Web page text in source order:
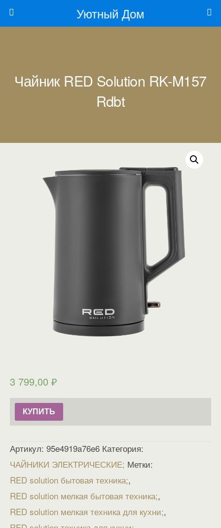
Уютный Дом
Чайник RED Solution RK-M157
Rdbt
3 799,00 ₽
КУПИТЬ
Артикул: 95e4919a76e6 Категория:
ЧАЙНИКИ ЭЛЕКТРИЧЕСКИЕ Метки:
RED solution бытовая техника ,
RED solution мелкая бытовая техника ,
RED solution мелкая техника для кухни ,